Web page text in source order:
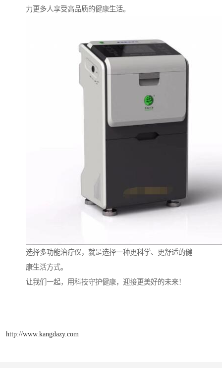
力更多人享受高品质的健康生活。
选择多功能治疗仪，就是选择一种更科学、更舒适的健
康生活方式。
让我们一起，用科技守护健康，迎接更美好的未来！
http://www.kangdazy.com